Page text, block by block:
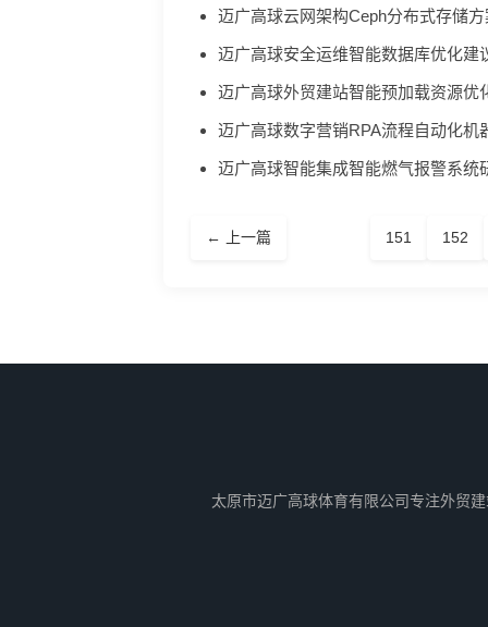
迈广高球云网架构Ceph分布式存储
迈广高球安全运维智能数据库优化建
迈广高球外贸建站智能预加载资源优
迈广高球数字营销RPA流程自动化机
迈广高球智能集成智能燃气报警系统
← 上一篇 151 152
太原市迈广高球体育有限公司专注外贸